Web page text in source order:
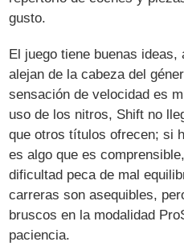
gusto.
El juego tiene buenas
alejan de la cabeza del
sensación de velocidad es
uso de los nitros, Shift no
que otros títulos ofrecen; si
es algo que es
dificultad peca de mal
carreras son asequibles,
bruscos en la modalidad
paciencia.